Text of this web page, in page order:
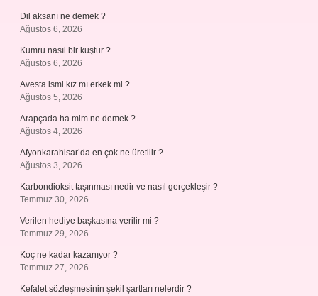
Dil aksanı ne demek ?
Ağustos 6, 2026
Kumru nasıl bir kuştur ?
Ağustos 6, 2026
Avesta ismi kız mı erkek mi ?
Ağustos 5, 2026
Arapçada ha mim ne demek ?
Ağustos 4, 2026
Afyonkarahisar’da en çok ne üretilir ?
Ağustos 3, 2026
Karbondioksit taşınması nedir ve nasıl gerçekleşir ?
Temmuz 30, 2026
Verilen hediye başkasına verilir mi ?
Temmuz 29, 2026
Koç ne kadar kazanıyor ?
Temmuz 27, 2026
Kefalet sözleşmesinin şekil şartları nelerdir ?